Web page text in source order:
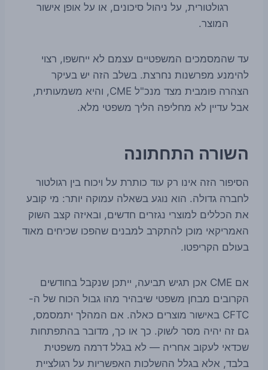
רגולטורית, על ניהול סיכונים, או על אופן אישור
המוצר.
עד שהמסמכים המשפטיים עצמם לא ייחשפו, רצוי
להימנע מפרשנות נחרצת. בשלב הזה יש בעיקר
הצהרה פומבית מצד מנכ"ל CME, והיא משמעותית,
אבל עדיין לא מחליפה הליך משפטי מלא.
השורה התחתונה
הסיפור הזה אינו רק עוד כותרת על ויכוח בין רגולטור
לחברה גדולה. הוא נוגע בשאלה עמוקה יותר: מי קובע
את הכללים למוצרי נגזרים חדשים, ובאיזה קצב השוק
האמריקאי מוכן להתקרב למבנים שהפכו שכיחים מאוד
בעולם הקריפטו.
אם CME אכן תגיש תביעה, ייתכן שנקבל בחודשים
הקרובים מבחן משפטי שיבהיר מהו גבול הכוח של ה-
CFTC באישור מוצרים כאלה. אם המהלך יתמסמס,
גם זה יהיה מסר לשוק. כך או כך, מדובר בהתפתחות
שכדאי לעקוב אחריה — לא בגלל דרמה משפטית
בלבד, אלא בגלל ההשלכות האפשריות על רגולציית